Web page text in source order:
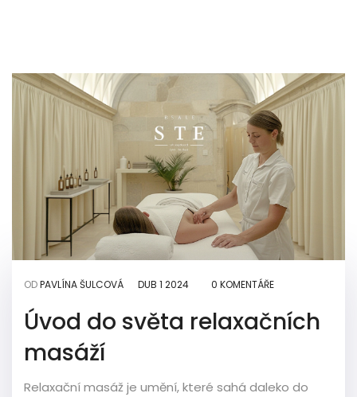
ODPAVLÍNA ŠULCOVÁ DUB 1 2024 0 KOMENTÁŘE
Úvod do světa relaxačních
masáží
Relaxační masáž je umění, které sahá daleko do